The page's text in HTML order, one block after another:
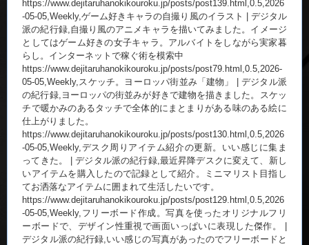
https://www.dejitaruhanokikouroku.jp/posts/post139.html,0.5,2026
-05-05,Weekly,ゲーム好きキャラの自撮り風のイラスト | デジタル
派の紀行録,自撮り風のアニメキャラを描いてみました。イメージ
としてはゲーム好きの女子キャラ。アルバイトをしながら実家暮
らし。インターネットで稼ぐ術を模索中
https://www.dejitaruhanokikouroku.jp/posts/post79.html,0.5,2026-
05-05,Weekly,スケッチ。ヨーロッパ街並み「建物」 | デジタル派
の紀行録,ヨーロッパの街並みが好きで建物を描きました。スケッ
チで暖かみのあるタッチで全体的にまとまりがある味のある絵に
仕上がりました。
https://www.dejitaruhanokikouroku.jp/posts/post130.html,0.5,2026
-05-05,Weekly,デスク周りアイテム紹介の更新。いい感じに集ま
ってきた。 | デジタル派の紀行録,最近昇降デスクに変えて、新し
いアイテムを購入したので記録として紹介。ミニマリスト目指し
てお洒落なアイテムに囲まれて生活したいです。
https://www.dejitaruhanokikouroku.jp/posts/post129.html,0.5,2026
-05-05,Weekly,フリーボード作成。写真を使ったオリジナルフリ
ーボードで、デザイン性重視で画面いっぱいに表現した傑作。 |
デジタル派の紀行録,いい感じの写真があったのでフリーボードと